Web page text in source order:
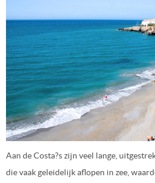
Aan de Costa?s zijn veel lange,
die vaak geleidelijk aflopen in zee,